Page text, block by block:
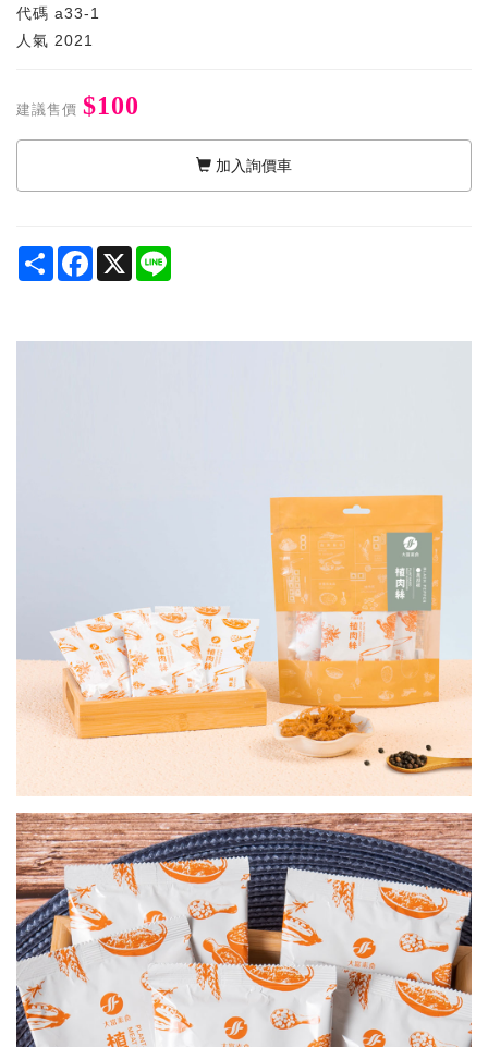
代碼 a33-1
人氣 2021
建議售價 $100
加入詢價車
ShareFacebook
X